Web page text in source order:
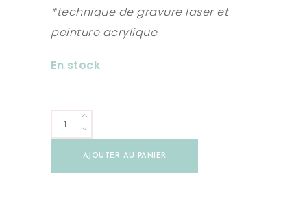
*technique de gravure laser et
peinture acrylique
En stock
Lampe
tempête
quantityAJOUTER AU PANIER